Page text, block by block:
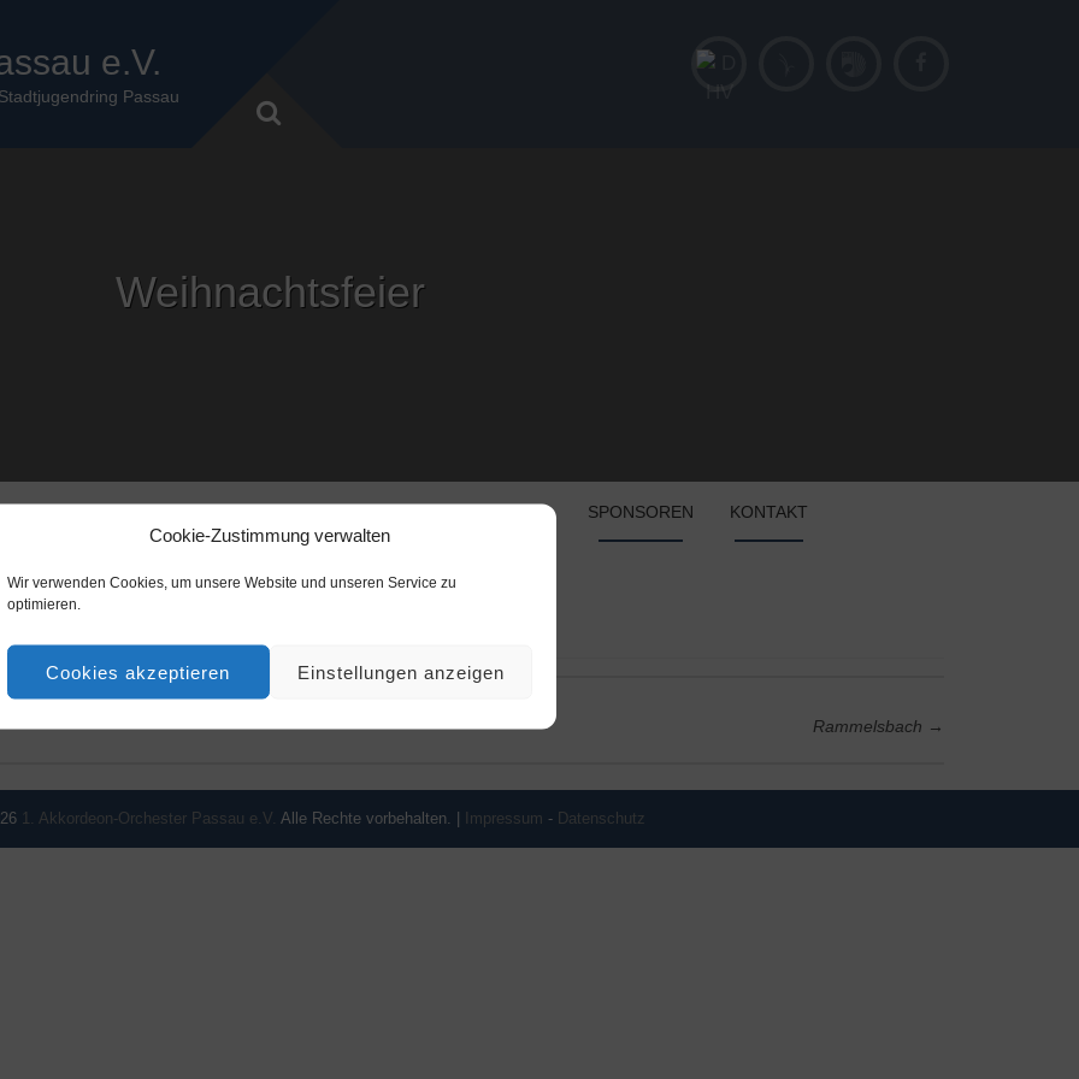
Cookie-Zustimmung verwalten
Wir verwenden Cookies, um unsere Website und unseren Service zu
optimieren.
Cookies akzeptieren Einstellungen anzeigen
e.V.
Passau
Weihnachtsfeier
AKKORDEONMUSIK SPONSOREN KONTAKT
Rammelsbach →
1. Akkordeon-Orchester Passau e.V. Alle Rechte vorbehalten. | Impressum - Datenschutz